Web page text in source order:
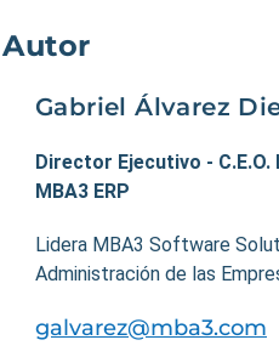
Gabriel Álvarez
Director Ejecutivo -
MBA3 ERP
Lidera MBA3 Software
Administración de las
galvarez@mba3.com